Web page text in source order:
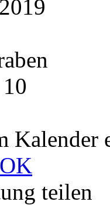
Kalender
teilen